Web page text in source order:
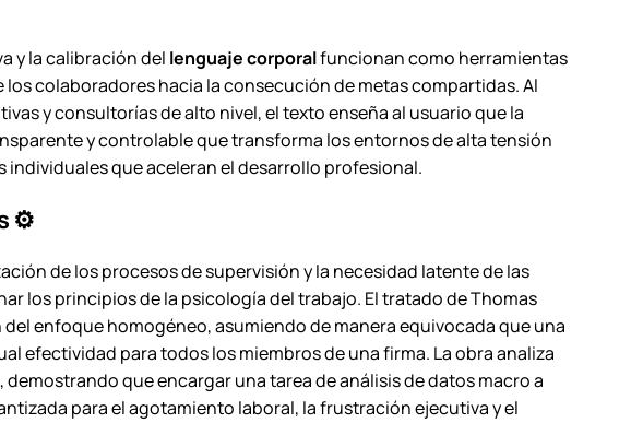
y la calibración del lenguaje corporalfuncionan como herramientas
colaboradores hacia la consecución de metas compartidas. Al
y consultorías de alto nivel, el texto enseña al usuario que la
y controlable que transforma los entornos de alta tensión
que aceleran el desarrollo profesional.
⚙️
de los procesos de supervisión y la necesidad latente de las
los principios de la psicología del trabajo. El tratado de Thomas
enfoque homogéneo, asumiendo de manera equivocada que una
efectividad para todos los miembros de una firma. La obra analiza
que encargar una tarea de análisis de datos macro a
para el agotamiento laboral, la frustración ejecutiva y el